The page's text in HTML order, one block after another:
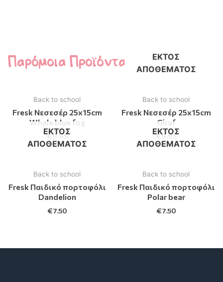
Παρόμοια Προϊόντα
Back to school
Fresk Νεσεσέρ 25x15cm
Whale blue fog
€9.95
ΕΚΤΌΣ
ΑΠΟΘΈΜΑΤΟΣ
Back to school
Fresk Νεσεσέρ 25x15cm
Giraf
€9.95
ΕΚΤΌΣ
ΑΠΟΘΈΜΑΤΟΣ
Back to school
Fresk Παιδικό πορτοφόλι
Dandelion
€7.50
ΕΚΤΌΣ
ΑΠΟΘΈΜΑΤΟΣ
Back to school
Fresk Παιδικό πορτοφόλι
Polar bear
€7.50